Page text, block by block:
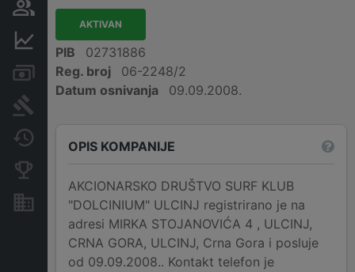
Osobe i vlasništvo
Finansijski podaci
Računi i blokade
Nekretnine i imovina
AKTIVAN
PIB
02731886
Reg. broj
06-2248/2
Datum osnivanja
09.09.2008.
OPIS KOMPANIJE
AKCIONARSKO DRUŠTVO SURF KLUB
"DOLCINIUM" ULCINJ registrirano je na
adresi MIRKA STOJANOVIĆA 4 , ULCINJ,
CRNA GORA, ULCINJ, Crna Gora i posluje
od 09.09.2008.. Kontakt telefon je